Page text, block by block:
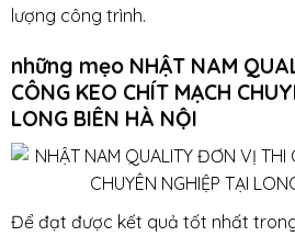
lượng công trình.
những mẹo NHẬT NAM
CÔNG KEO CHÍT MẠCH
LONG BIÊN HÀ NỘI
Để đạt được kết quả tốt nhất